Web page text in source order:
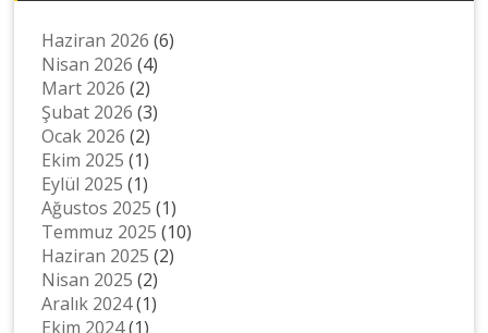
Haziran 2026 (6)
Nisan 2026 (4)
Mart 2026 (2)
Şubat 2026 (3)
Ocak 2026 (2)
Ekim 2025 (1)
Eylül 2025 (1)
Ağustos 2025 (1)
Temmuz 2025 (10)
Haziran 2025 (2)
Nisan 2025 (2)
Aralık 2024(1)
Ekim 2024(1)